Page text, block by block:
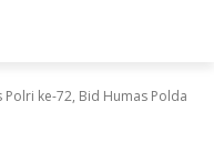
Polri ke-72, Bid Humas Polda